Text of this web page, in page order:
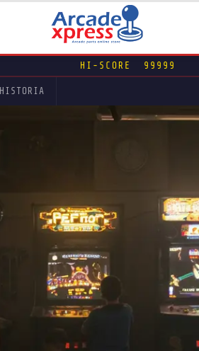
HI-SCORE 99999
HISTORIA